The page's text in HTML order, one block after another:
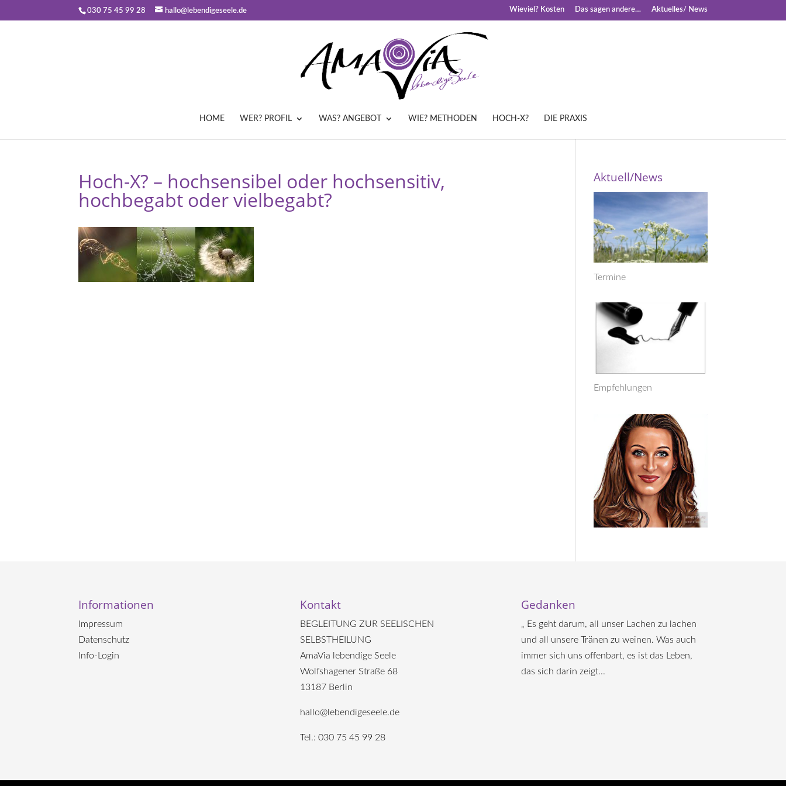
030 75 45 99 28 hallo@lebendigeseele.de Wieviel? Kosten Das sagen andere… Aktuelles/ News
HOME WER? PROFIL WAS? ANGEBOT WIE? METHODEN HOCH-X? DIE PRAXIS
Hoch-X? – hochsensibel oder hochsensitiv,
hochbegabt oder vielbegabt?
Aktuell/News
Termine
Empfehlungen
Informationen
Impressum
Datenschutz
Info-Login
Kontakt
BEGLEITUNG ZUR SEELISCHEN
SELBSTHEILUNG
AmaVia lebendige Seele
Wolfshagener Straße 68
13187 Berlin
hallo@lebendigeseele.de
Tel.: 030 75 45 99 28
Gedanken
„ Es geht darum, all unser Lachen zu lachen
und all unsere Tränen zu weinen. Was auch
immer sich uns offenbart, es ist das Leben,
das sich darin zeigt...